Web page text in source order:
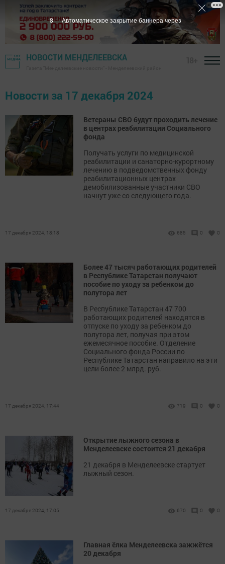
НОВОСТИ МЕНДЕЛЕЕВСКА
Новости за 17 декабря 2024
Ветераны СВО будут проходить лечение
в центрах реабилитации Социального
фонда
Получать услуги по медицинской
реабилитации и санаторно-курортному
лечению в подведомственных фонду
реабилитационных центрах
демобилизованные участники СВО
начнут уже со следующего года.
17 декабря 2024, 18:18 685 0 0
Более 47 тысяч работающих родителей
в Республике Татарстан получают
пособие по уходу за ребенком до
полутора лет
В Республике Татарстан 47 700
работающих родителей находятся в
отпуске по уходу за ребенком до
полутора лет, получая при этом
ежемесячное пособие. Отделение
Социального фонда России по
Республике Татарстан направило на эти
цели более 2 млрд. руб.
17 декабря 2024, 17:44 719 0 0
Открытие лыжного сезона в
Менделеевске состоится 21 декабря
21 декабря в Менделеевске стартует
лыжный сезон.
17 декабря 2024, 17:05 670 0 0
Главная ёлка Менделеевска зажжётся
20 декабря
7 Автоматическое закрытие баннера через